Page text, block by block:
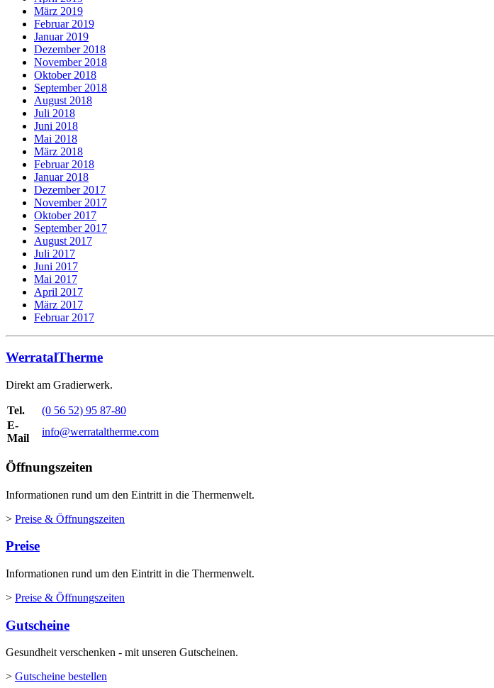
März 2019
Februar 2019
Januar 2019
Dezember 2018
November 2018
Oktober 2018
September 2018
August 2018
Juli 2018
Juni 2018
Mai 2018
März 2018
Februar 2018
Januar 2018
Dezember 2017
November 2017
Oktober 2017
September 2017
August 2017
Juli 2017
Juni 2017
Mai 2017
April 2017
März 2017
Februar 2017
WerratalTherme
Direkt am Gradierwerk.
Tel.
(0 56 52) 95 87-80
E-
Mail
info@werrataltherme.com
Öffnungszeiten
Informationen rund um den Eintritt in die Thermenwelt.
> Preise & Öffnungszeiten
Preise
Informationen rund um den Eintritt in die Thermenwelt.
> Preise & Öffnungszeiten
Gutscheine
Gesundheit verschenken - mit unseren Gutscheinen.
> Gutscheine bestellen